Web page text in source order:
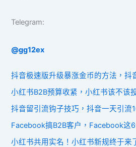
Telegram:
@gg12ex
抖音极速版升级暴涨金币的方法，抖
小红书B2B预算收紧，小红书该不该
抖音留引流钩子技巧，抖音一天引流
Facebook搞B2B客户，Facebook这
小红书共用实名！小红书新规终于来